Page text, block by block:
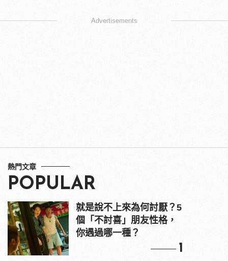
Advertisements
熱門文章
POPULAR
就是說不上來為何討厭？5
個「不討喜」朋友性格，
你遇過哪一種？
1